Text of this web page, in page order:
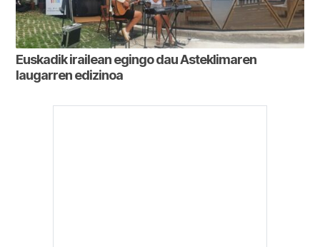
Euskadik irailean egingo dau Asteklimaren
laugarren edizinoa